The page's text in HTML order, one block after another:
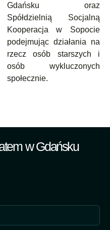
Gdańsku oraz
Spółdzielnią Socjalną
Kooperacja w Sopocie
podejmując działania na
rzecz osób starszych i
osób wykluczonych
społecznie.
w Gdańsku